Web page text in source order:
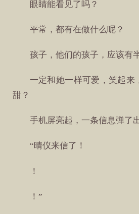
眼睛能看见了吗？
平常，都有在做什么呢？
孩子，他们的孩子，应该有
一定和她一样可爱，笑起来
甜？
手机屏亮起，一条信息弹了
“晴仪来信了！
！
！”